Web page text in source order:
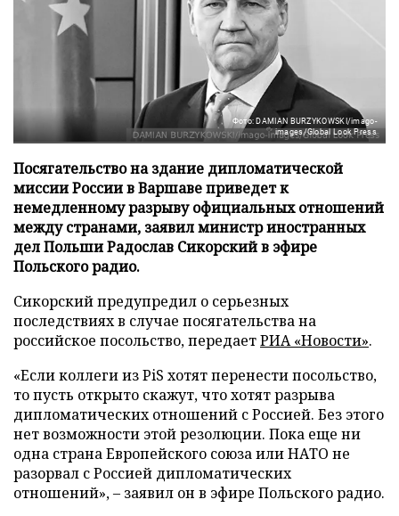
Фото: DAMIAN BURZYKOWSKI/imago-
images/Global Look Press
Посягательство на здание дипломатической
миссии России в Варшаве приведет к
немедленному разрыву официальных отношений
между странами, заявил министр иностранных
дел Польши Радослав Сикорский в эфире
Польского радио.
Сикорский предупредил о серьезных
последствиях в случае посягательства на
российское посольство, передаетРИА «Новости».
«Если коллеги из PiS хотят перенести посольство,
то пусть открыто скажут, что хотят разрыва
дипломатических отношений с Россией. Без этого
нет возможности этой резолюции. Пока еще ни
одна страна Европейского союза или НАТО не
разорвал с Россией дипломатических
отношений», – заявил он в эфире Польского радио.